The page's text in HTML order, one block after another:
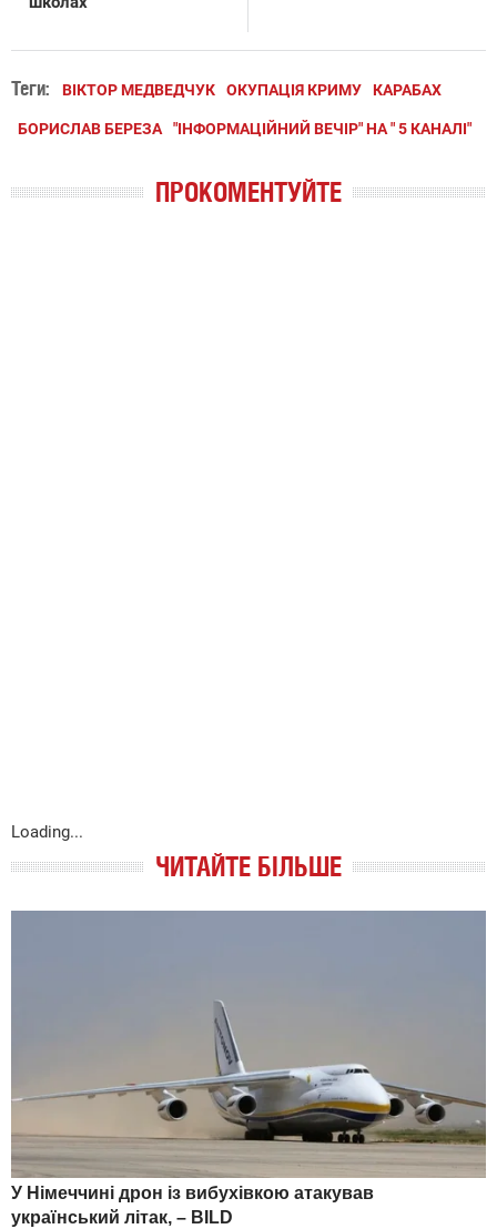
Теги: ВІКТОР МЕДВЕДЧУК ОКУПАЦІЯ КРИМУ КАРАБАХ
БОРИСЛАВ БЕРЕЗА "ІНФОРМАЦІЙНИЙ ВЕЧІР" НА " 5 КАНАЛІ"
ПРОКОМЕНТУЙТЕ
Loading...
ЧИТАЙТЕ БІЛЬШЕ